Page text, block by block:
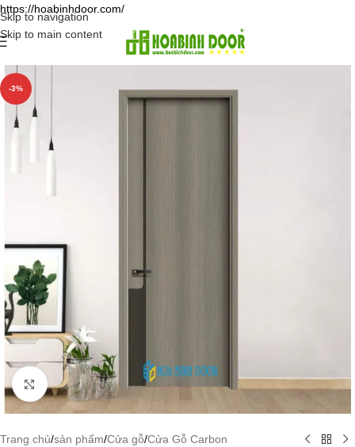
https://hoabinhdoor.com/
Skip to navigation
Skip to main content
-3%
Click to enlarge
Trang chủ/sản phẩm/Cửa gỗ/Cửa Gỗ Carbon